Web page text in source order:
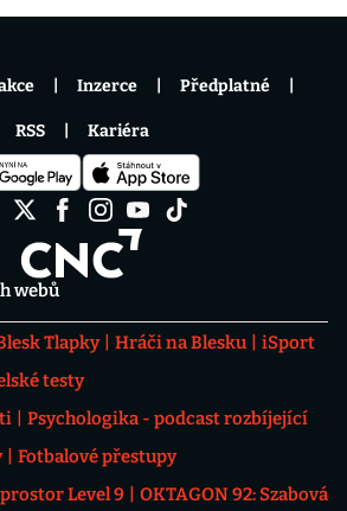
webů
Tlapky Hráči na Blesku
iSport
testy
Psychologika - podcast rozbíjející
Fotbalové přestupy
Level 9
OKTAGON 92: Szabová
Inzerce Předplatné
RSS Kariéra